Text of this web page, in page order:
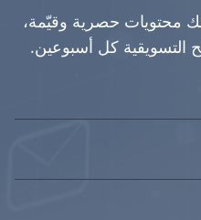
محتويات حصرية وقيّمة،
التسويقية كل أسبوعين.